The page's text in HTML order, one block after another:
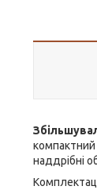
компактний
наддрібні